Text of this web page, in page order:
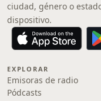
ciudad, género o
dispositivo.
EXPLORAR
Emisoras de radio
Pódcasts